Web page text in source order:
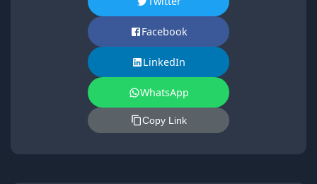
Facebook
LinkedIn
WhatsApp
Copy Link